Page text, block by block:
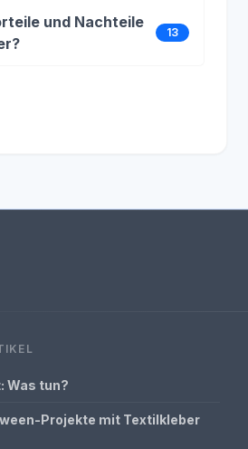
und Nachteile
13
Was tun?
Projekte mit Textilkleber